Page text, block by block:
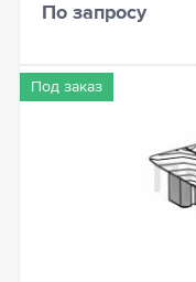
По запросу
Под заказ